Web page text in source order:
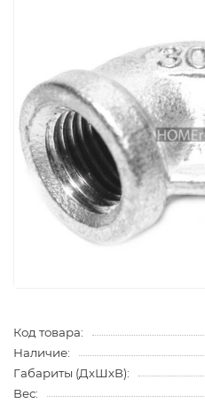
Код товара:
Наличие:
Габариты (ДхШхВ):
Вес: